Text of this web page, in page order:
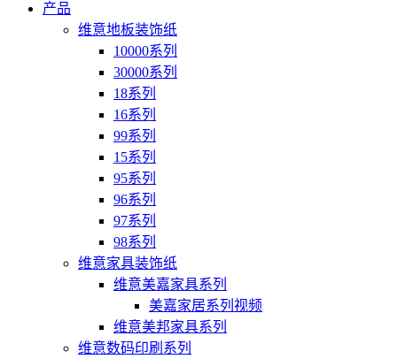
产品
维意地板装饰纸
10000系列
30000系列
18系列
16系列
99系列
15系列
95系列
96系列
97系列
98系列
维意家具装饰纸
维意美嘉家具系列
美嘉家居系列视频
维意美邦家具系列
维意数码印刷系列